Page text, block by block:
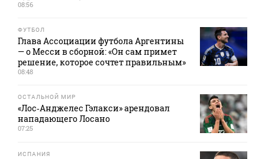
08:56
ФУТБОЛ
Глава Ассоциации футбола Аргентины
— о Месси в сборной: «Он сам примет
решение, которое сочтет правильным»
08:48
ОСТАЛЬНОЙ МИР
«Лос‑Анджелес Гэлакси» арендовал
нападающего Лосано
07:25
ИСПАНИЯ